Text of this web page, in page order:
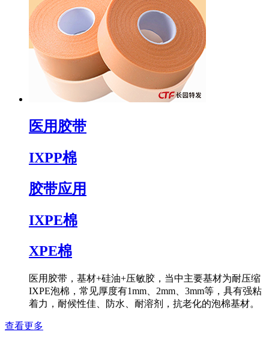
医用胶带
IXPP棉
胶带应用
IXPE棉
XPE棉
医用胶带，基材+硅油+压敏胶，当中主要基材为耐压缩
IXPE泡棉，常见厚度有1mm、2mm、3mm等，具有强粘
着力，耐候性佳、防水、耐溶剂，抗老化的泡棉基材。
查看更多